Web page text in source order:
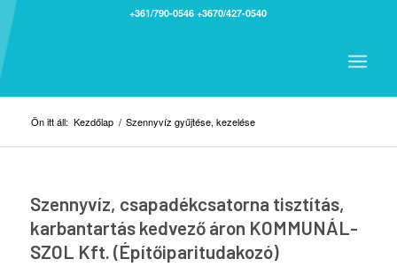
+361/790-0546 +3670/427-0540
Ön itt áll: Kezdőlap / Szennyvíz gyűjtése, kezelése
Szennyvíz, csapadékcsatorna tisztítás,
karbantartás kedvező áron KOMMUNÁL-
SZOL Kft. (Építőiparitudakozó)